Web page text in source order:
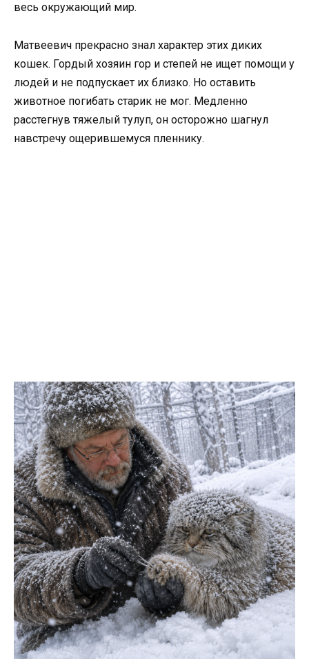
весь окружающий мир.
Матвеевич прекрасно знал характер этих диких
кошек. Гордый хозяин гор и степей не ищет помощи у
людей и не подпускает их близко. Но оставить
животное погибать старик не мог. Медленно
расстегнув тяжелый тулуп, он осторожно шагнул
навстречу ощерившемуся пленнику.